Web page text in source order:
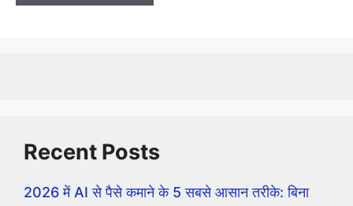
Recent Posts
2026 में AI से पैसे कमाने के 5 सबसे आसान तरीके: बिना